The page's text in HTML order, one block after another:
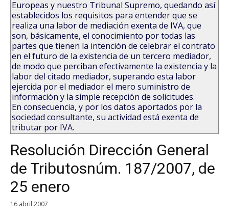
Europeas y nuestro Tribunal Supremo, quedando así
establecidos los requisitos para entender que se
realiza una labor de mediación exenta de IVA, que
son, básicamente, el conocimiento por todas las
partes que tienen la intención de celebrar el contrato
en el futuro de la existencia de un tercero mediador,
de modo que perciban efectivamente la existencia y la
labor del citado mediador, superando esta labor
ejercida por el mediador el mero suministro de
información y la simple recepción de solicitudes.
En consecuencia, y por los datos aportados por la
sociedad consultante, su actividad está exenta de
tributar por IVA.
Resolución Dirección General
de Tributosnúm. 187/2007, de
25 enero
16 abril 2007